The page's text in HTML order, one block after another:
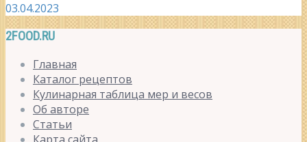
03.04.2023
2FOOD.RU
Главная
Каталог рецептов
Кулинарная таблица мер и весов
Об авторе
Статьи
Карта сайта